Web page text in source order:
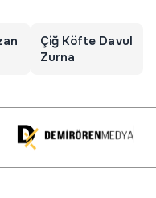
Çiğ Köfte Davul
Zurna